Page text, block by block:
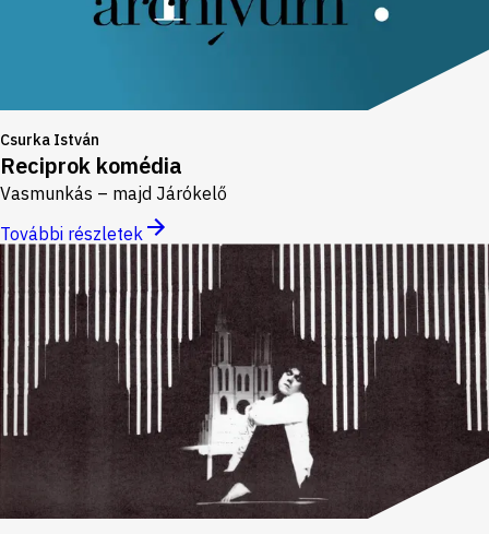
Csurka István
Reciprok komédia
Vasmunkás – majd Járókelő
További részletek